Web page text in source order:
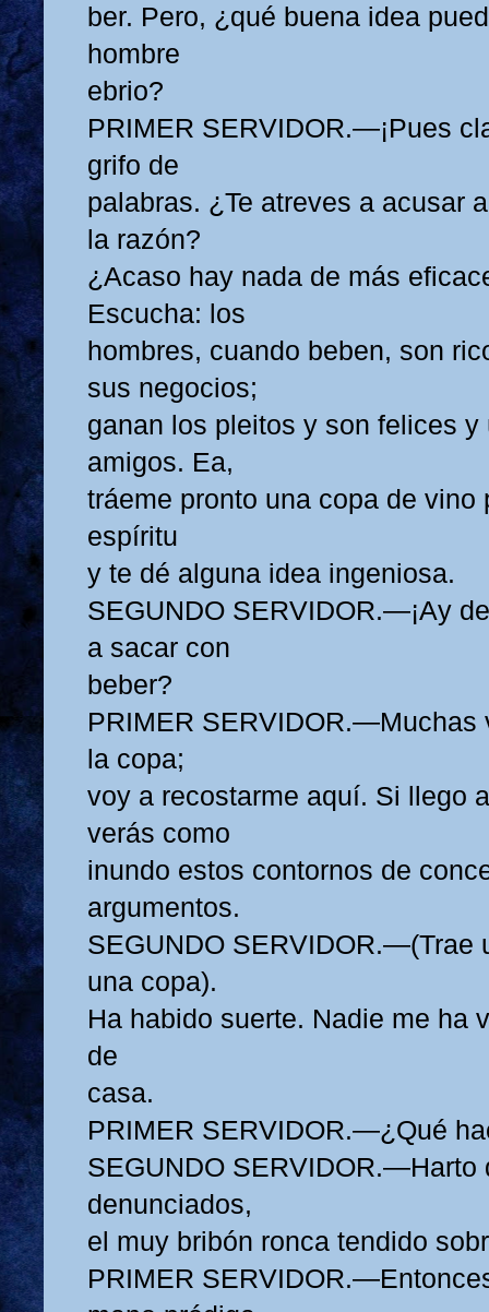
ber. Pero, ¿qué buena idea
hombre
ebrio?
PRIMER SERVIDOR.—¡Pues
grifo de
palabras. ¿Te atreves a acusar
la razón?
¿Acaso hay nada de más
Escucha: los
hombres, cuando beben, son
sus negocios;
ganan los pleitos y son felices y
amigos. Ea,
tráeme pronto una copa de vino
espíritu
y te dé alguna idea ingeniosa.
SEGUNDO SERVIDOR.—¡Ay
a sacar con
beber?
PRIMER SERVIDOR.—Muchas
la copa;
voy a recostarme aquí. Si llego
verás como
inundo estos contornos de
argumentos.
SEGUNDO SERVIDOR.—(Trae
una copa).
Ha habido suerte. Nadie me ha
de
casa.
PRIMER SERVIDOR.—¿Qué
SEGUNDO SERVIDOR.—Harto
denunciados,
el muy bribón ronca tendido
PRIMER